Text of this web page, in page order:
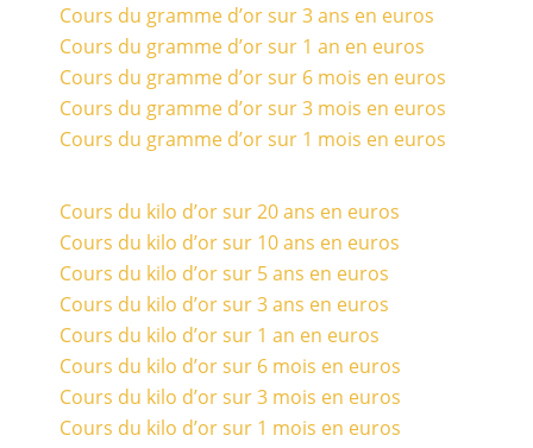
Cours du gramme d’or sur 3 ans en euros
Cours du gramme d’or sur 1 an en euros
Cours du gramme d’or sur 6 mois en euros
Cours du gramme d’or sur 3 mois en euros
Cours du gramme d’or sur 1 mois en euros
Cours du kilo d’or sur 20 ans en euros
Cours du kilo d’or sur 10 ans en euros
Cours du kilo d’or sur 5 ans en euros
Cours du kilo d’or sur 3 ans en euros
Cours du kilo d’or sur 1 an en euros
Cours du kilo d’or sur 6 mois en euros
Cours du kilo d’or sur 3 mois en euros
Cours du kilo d’or sur 1 mois en euros